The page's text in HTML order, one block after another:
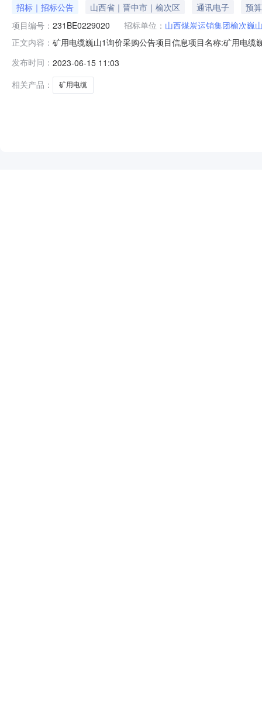
招标｜招标公告 山西省｜晋中市｜榆次区 通讯电子
预
项目编号： 231BE0229020 招标单位： 山西煤炭运销集团榆次巍
正文内容： 矿用电缆巍山1询价采购公告项目信息项目名称:矿用电
制价说明:采购控制价说明附件:工期(天):3工期说明:无招
发布时间： 2023-06-15 11:03
相关产品：
矿用电缆